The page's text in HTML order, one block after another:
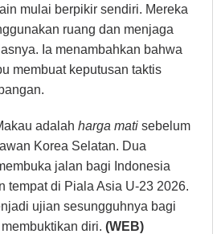
mulai berpikir sendiri. Mereka
ruang dan menjaga
Ia menambahkan bahwa
membuat keputusan taktis
adalah harga mati sebelum
Korea Selatan. Dua
jalan bagi Indonesia
tempat di Piala Asia U-23 2026.
ujian sesungguhnya bagi
diri. (WEB)